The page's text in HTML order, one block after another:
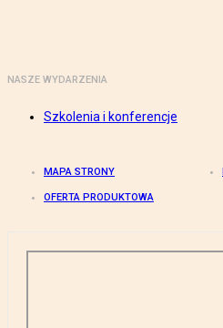
NASZE WYDARZENIA
Szkolenia i konferencje
MAPA STRONY
OFERTA PRODUKTOWA